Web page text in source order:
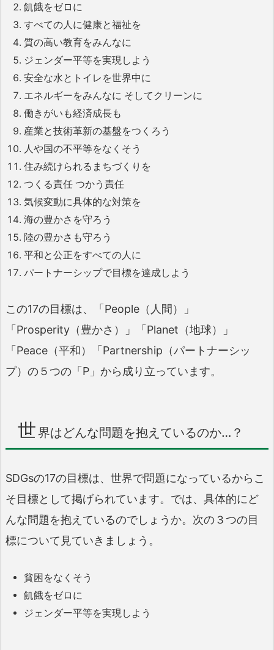
飢餓をゼロに
すべての人に健康と福祉を
質の高い教育をみんなに
ジェンダー平等を実現しよう
安全な水とトイレを世界中に
エネルギーをみんなに そしてクリーンに
働きがいも経済成長も
産業と技術革新の基盤をつくろう
人や国の不平等をなくそう
住み続けられるまちづくりを
つくる責任 つかう責任
気候変動に具体的な対策を
海の豊かさを守ろう
陸の豊かさも守ろう
平和と公正をすべての人に
パートナーシップで目標を達成しよう
この17の目標は、「People（人間）」
「Prosperity（豊かさ）」「Planet（地球）」
「Peace（平和）「Partnership（パートナーシッ
プ）の５つの「P」から成り立っています。
世界はどんな問題を抱えているのか…？
SDGsの17の目標は、世界で問題になっているからこ
そ目標として掲げられています。では、具体的にど
んな問題を抱えているのでしょうか。次の３つの目
標について見ていきましょう。
貧困をなくそう
飢餓をゼロに
ジェンダー平等を実現しよう